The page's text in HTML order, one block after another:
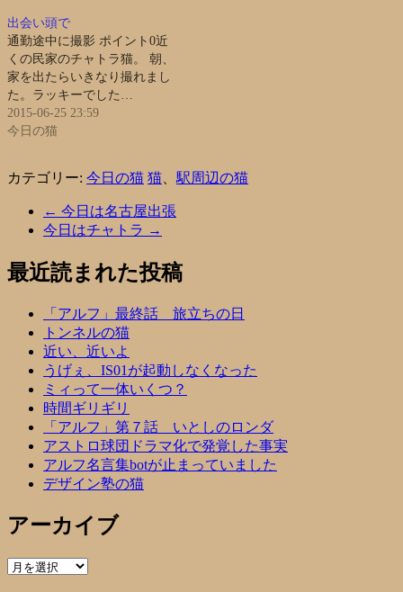
出会い頭で
通勤途中に撮影 ポイント0近
くの民家のチャトラ猫。 朝、
家を出たらいきなり撮れまし
た。ラッキーでした…
2015-06-25 23:59
今日の猫
カテゴリー: 今日の猫 猫 駅周辺の猫
← 今日は名古屋出張
今日はチャトラ →
最近読まれた投稿
「アルフ」最終話 旅立ちの日
トンネルの猫
近い、近いよ
うげぇ、IS01が起動しなくなった
ミィって一体いくつ？
時間ギリギリ
「アルフ」第７話 いとしのロンダ
アストロ球団ドラマ化で発覚した事実
アルフ名言集botが止まっていました
デザイン塾の猫
アーカイブ
ア